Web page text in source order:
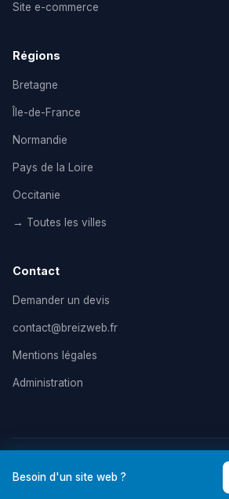
Besoin d'un site web ?
Site e-commerce
Régions
Bretagne
Île-de-France
Normandie
Pays de la Loire
Occitanie
→ Toutes les villes
Contact
Demander un devis
contact@breizweb.fr
Mentions légales
Administration
© 2026 BreizWeb — Agence de
France. Tous droits réservés. |